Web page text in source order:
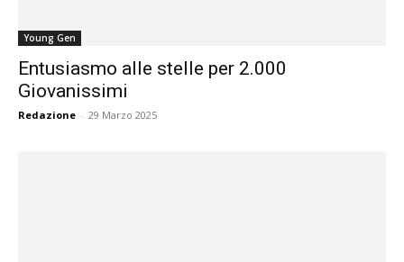
Young Gen
Entusiasmo alle stelle per 2.000
Giovanissimi
Redazione - 29 Marzo 2025